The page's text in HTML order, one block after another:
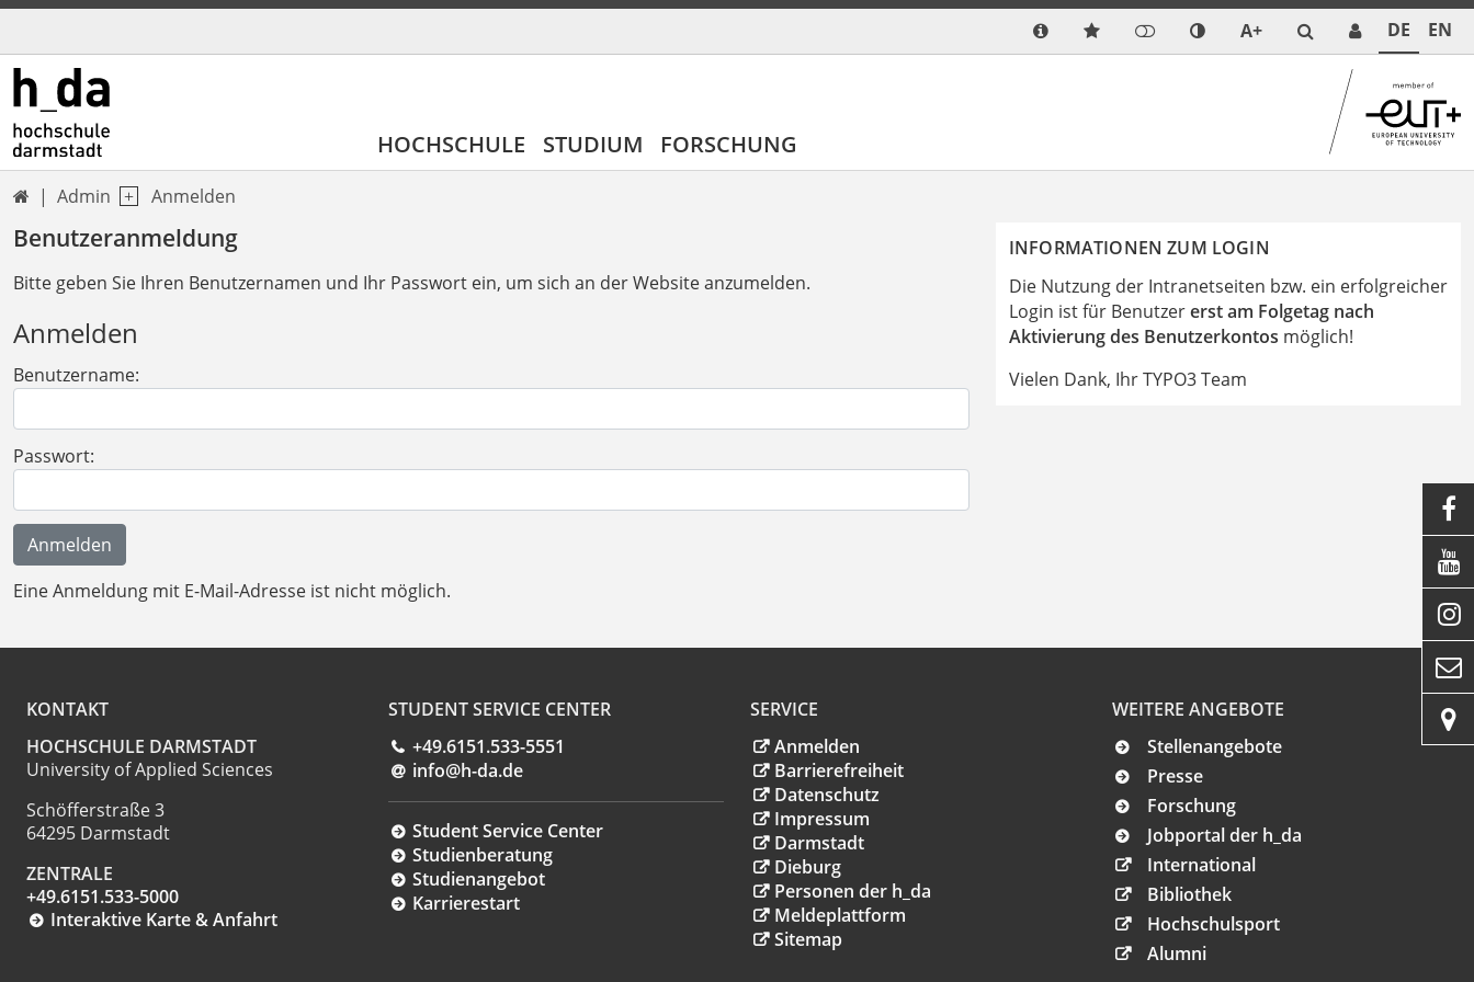
A+ DE EN
HOCHSCHULE STUDIUM FORSCHUNG
 Admin Anmelden
Benutzeranmeldung
Bitte geben Sie Ihren Benutzernamen und Ihr Passwort ein, um sich an der Website anzumelden.
Anmelden
Benutzername:
Passwort:
Eine Anmeldung mit E-Mail-Adresse ist nicht möglich.
INFORMATIONEN ZUM LOGIN
Die Nutzung der Intranetseiten bzw. ein erfolgreicher
Login ist für Benutzererst am Folgetag nach
Aktivierung des Benutzerkontos möglich!
Vielen Dank, Ihr TYPO3 Team
KONTAKT
HOCHSCHULE DARMSTADT
University of Applied Sciences
Schöfferstraße 3
64295 Darmstadt
ZENTRALE
+49.6151.533-5000
Interaktive Karte & Anfahrt
STUDENT SERVICE CENTER
+49.6151.533-5551
info@h-da.de
Student Service Center
Studienberatung
Studienangebot
Karrierestart
SERVICE
Anmelden
Barrierefreiheit
Datenschutz
Impressum
Darmstadt
Dieburg
Personen der h_da
Meldeplattform
Sitemap
WEITERE ANGEBOTE
Stellenangebote
Presse
Forschung
Jobportal der h_da
International
Bibliothek
Hochschulsport
Alumni




